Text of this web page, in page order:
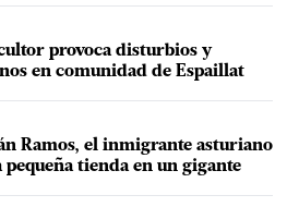
provoca disturbios y
en comunidad de Espaillat
Ramos, el inmigrante asturiano
tienda en un gigante